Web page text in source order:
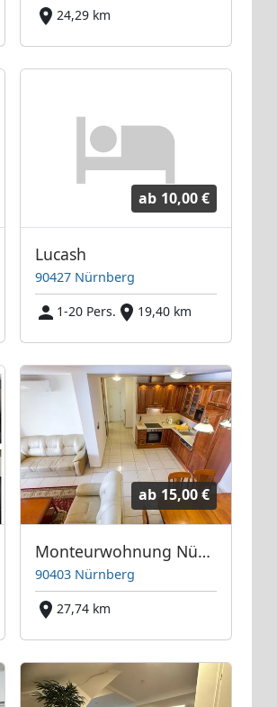
24,29 km
ab 10,00 €
Lucash
90427 Nürnberg
1-20 Pers.
19,40 km
ab 15,00 €
Monteurwohnung Nürnberg
90403 Nürnberg
27,74 km